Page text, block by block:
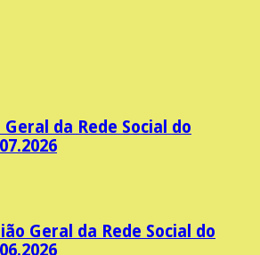
da Rede Social do
Geral da Rede Social do